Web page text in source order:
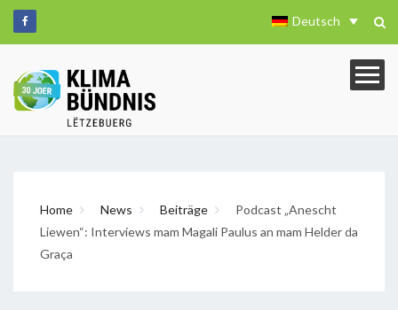
Deutsch
Home News Beiträge
Podcast „Anescht
Liewen“: Interviews mam Magali Paulus an mam Helder da
Graça